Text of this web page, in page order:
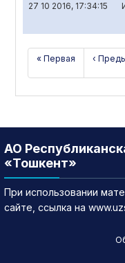
27 10 2016, 17:34:15
« Первая ‹
АО
«Тошкент»
При использовании
сайте, ссылка на